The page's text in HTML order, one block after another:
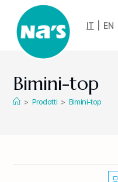
IT EN
Bimini-top
> Prodotti > Bimini-top